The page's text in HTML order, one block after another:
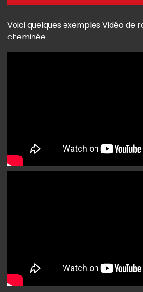
Voici quelques exemples Vidéo de
cheminée :